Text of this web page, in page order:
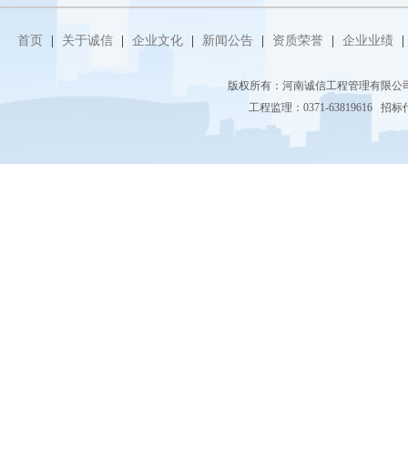
首页 关于诚信 企业文化 新闻公告 资质荣誉 企业业绩
版权所有：河南诚信工程管理有限
工程监理：0371-63819616 招标